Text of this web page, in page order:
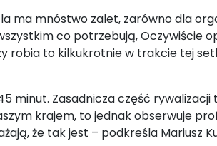
ma mnóstwo zalet, zarówno dla
co potrzebują, Oczywiście
robia to kilkukrotnie w trakcie tej
minut. Zasadnicza część rywalizacji
krajem, to jednak obserwuje
że tak jest – podkreśla Mariusz